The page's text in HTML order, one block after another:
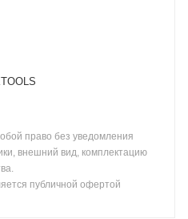
право без уведомления
внешний вид, комплектацию
публичной офертой